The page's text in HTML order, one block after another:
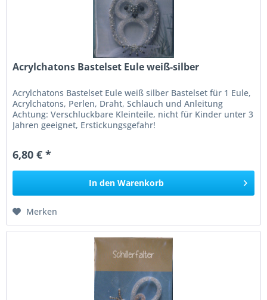
Acrylchatons Bastelset Eule weiß-silber
Acrylchatons Bastelset Eule weiß silber Bastelset für 1 Eule,
Acrylchatons, Perlen, Draht, Schlauch und Anleitung
Achtung: Verschluckbare Kleinteile, nicht für Kinder unter 3
Jahren geeignet, Erstickungsgefahr!
6,80 € *
In den Warenkorb
Merken